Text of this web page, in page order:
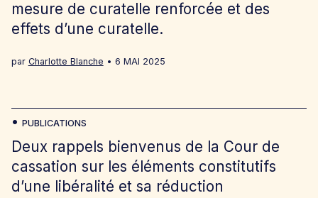
mesure de curatelle renforcée et des
effets d’une curatelle.
par Charlotte Blanche 6 MAI 2025
Deux rappels bienvenus de la Cour de
cassation sur les éléments constitutifs
d’une libéralité et sa réduction
PUBLICATIONS